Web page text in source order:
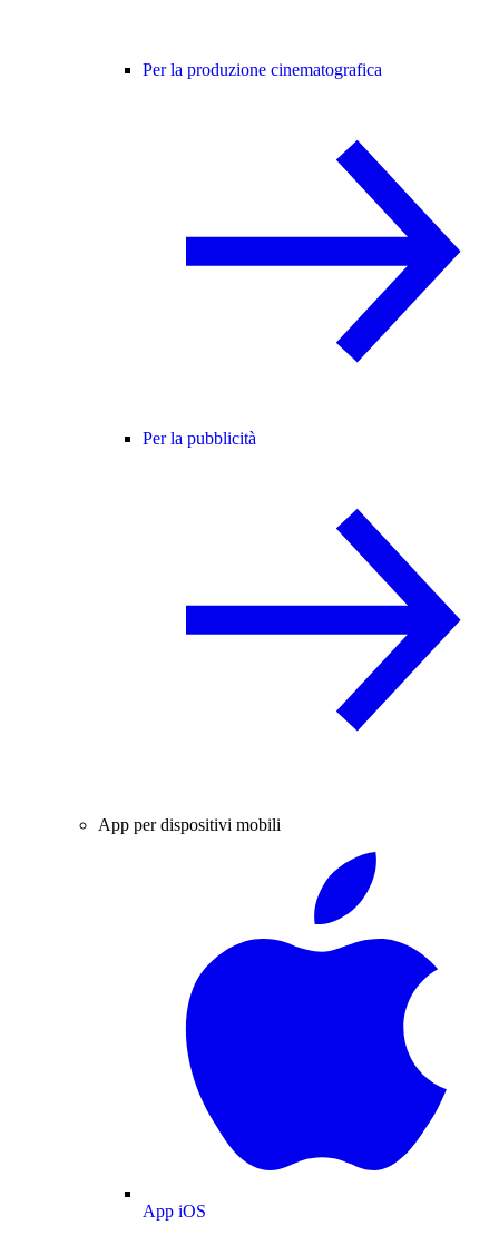
Per la produzione cinematografica
Per la pubblicità
App per dispositivi mobili
App iOS